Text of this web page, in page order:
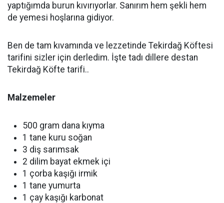
yaptığımda burun kıvırıyorlar. Sanırım hem şekli hem
de yemesi hoşlarına gidiyor.
Ben de tam kıvamında ve lezzetinde Tekirdağ Köftesi
tarifini sizler için derledim. İşte tadı dillere destan
Tekirdağ Köfte tarifi..
Malzemeler
500 gram dana kıyma
1 tane kuru soğan
3 diş sarımsak
2 dilim bayat ekmek içi
1 çorba kaşığı irmik
1 tane yumurta
1 çay kaşığı karbonat